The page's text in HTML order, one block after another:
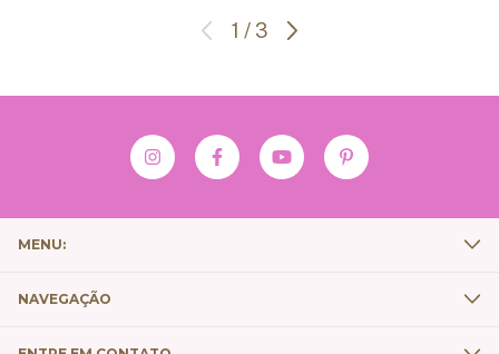
1 / 3
MENU:
NAVEGAÇÃO